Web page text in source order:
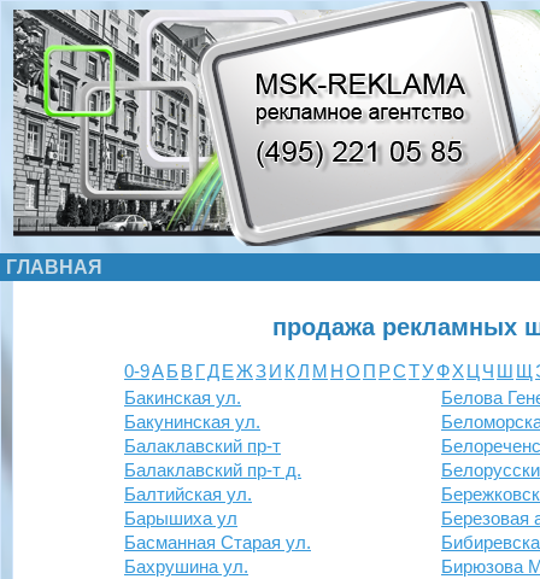
ГЛАВНАЯ
продажа рекламных
0-9АБ ВГДЕЖЗИ КЛ М НО П РСТУФХ Ц Ч Ш Щ
Бакинская ул.
Бакунинская ул.
Балаклавский пр-т
Балаклавский пр-т д.
Балтийская ул.
Барышиха ул
Басманная Старая ул.
Бахрушина ул.
Белова
Березовая
Бирюзова